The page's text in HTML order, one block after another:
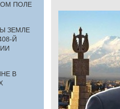
ПОЛЕ
ЗЕМЛЕ
Й
В